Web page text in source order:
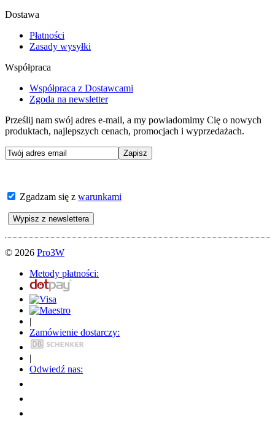
Dostawa
Płatności
Zasady wysyłki
Współpraca
Współpraca z Dostawcami
Zgoda na newsletter
Prześlij nam swój adres e-mail, a my powiadomimy Cię o nowych
produktach, najlepszych cenach, promocjach i wyprzedażach.
Zgadzam się z warunkami
© 2026 Pro3W
Metody płatności:
|
Zamówienie dostarczy:
|
Odwiedź nas: